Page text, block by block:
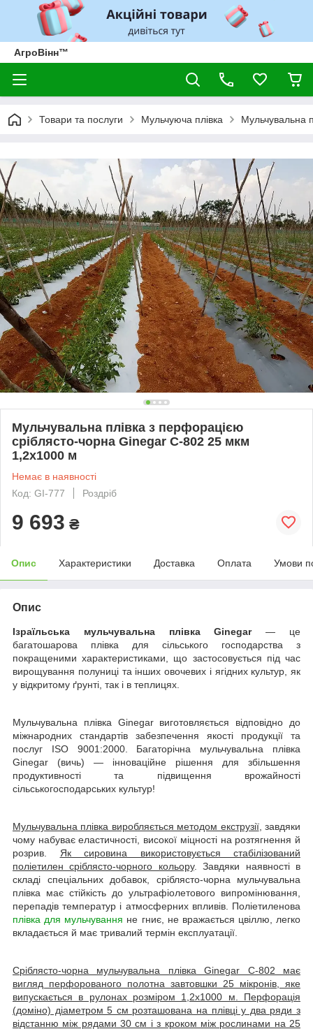
АгроВінн™
Товари та послуги Мульчуюча плівка Мульчувальна
Мульчувальна плівка з перфорацією
сріблясто-чорна Ginegar C-802 25 мкм
1,2х1000 м
Немає в наявності
Код: GI-777
Роздріб
9 693 ₴
Опис Характеристики Доставка Оплата Умови
Опис
Ізраїльська мульчувальна плівка Ginegar— це
багатошарова плівка для сільського господарства з
покращеними характеристиками, що застосовується під час
вирощування полуниці та інших овочевих і ягідних культур, як
у відкритому ґрунті, так і в теплицях.
Мульчувальна плівка Ginegar виготовляється відповідно до
міжнародних стандартів забезпечення якості продукції та
послуг ISO 9001:2000. Багаторічна мульчувальна плівка
Ginegar (вичь) — інноваційне рішення для збільшення
продуктивності та підвищення врожайності
сільськогосподарських культур!
Мульчувальна плівка виробляється методом екструзії, завдяки
чому набуває еластичності, високої міцності на розтягнення й
розрив. Як сировина використовується стабілізований
поліетилен сріблясто-чорного кольору. Завдяки наявності в
складі спеціальних добавок, сріблясто-чорна мульчувальна
плівка має стійкість до ультрафіолетового випромінювання,
перепадів температур і атмосферних впливів. Поліетиленова
плівка для мульчування не гниє, не вражається цвіллю, легко
вкладається й має тривалий термін експлуатації.
Сріблясто-чорна мульчувальна плівка Ginegar C-802 має
вигляд перфорованого полотна завтовшки 25 мікронів, яке
випускається в рулонах розміром 1,2х1000 м. Перфорація
(доміно) діаметром 5 см розташована на плівці у два ряди з
відстанню між рядами 30 см і з кроком між рослинами на 25